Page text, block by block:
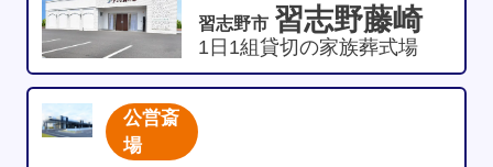
習志野市 習志野藤崎
1日1組貸切の家族葬式場
公営斎
場